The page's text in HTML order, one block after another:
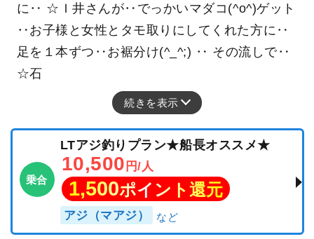
に‥ ☆Ｉ井さんが‥でっかいマダコ(^o^)ゲット
‥お子様と女性とタモ取りにしてくれた方に‥
足を１本ずつ‥お裾分け(^_^;) ‥ その流しで‥
☆石
続きを表示
乗合
LTアジ釣りプラン★船長オススメ★
10,500 円/人
1,500ポイント還元
アジ（マアジ）